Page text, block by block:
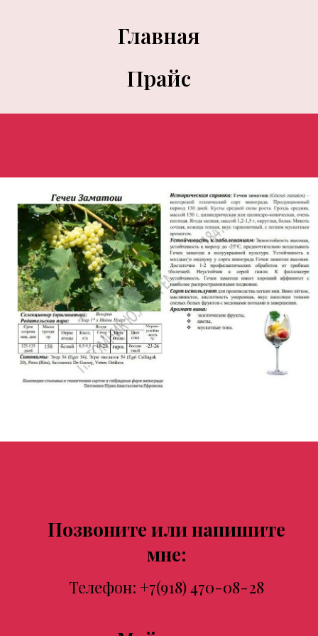
Главная
Прайс
Позвоните или напишите
мне:
Телефон: +7(918) 470-08-28